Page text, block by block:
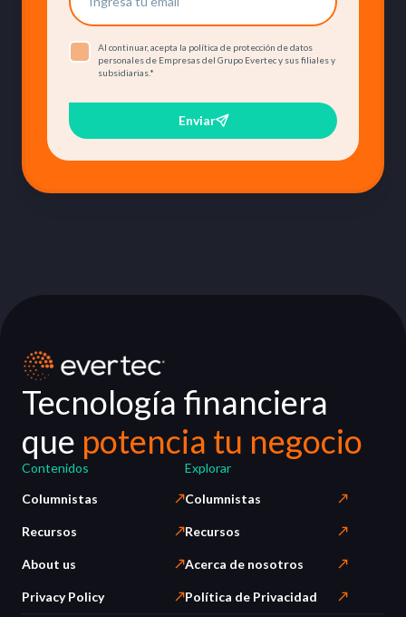
Al continuar, acepta la política de protección de datos
personales de Empresas del Grupo Evertec y sus filiales y
subsidiarias.*
Enviar
Tecnología financiera
que potencia tu negocio
Contenidos
Columnistas
Recursos
About us
Privacy Policy
Explorar
Columnistas
Recursos
Acerca de nosotros
Política de Privacidad